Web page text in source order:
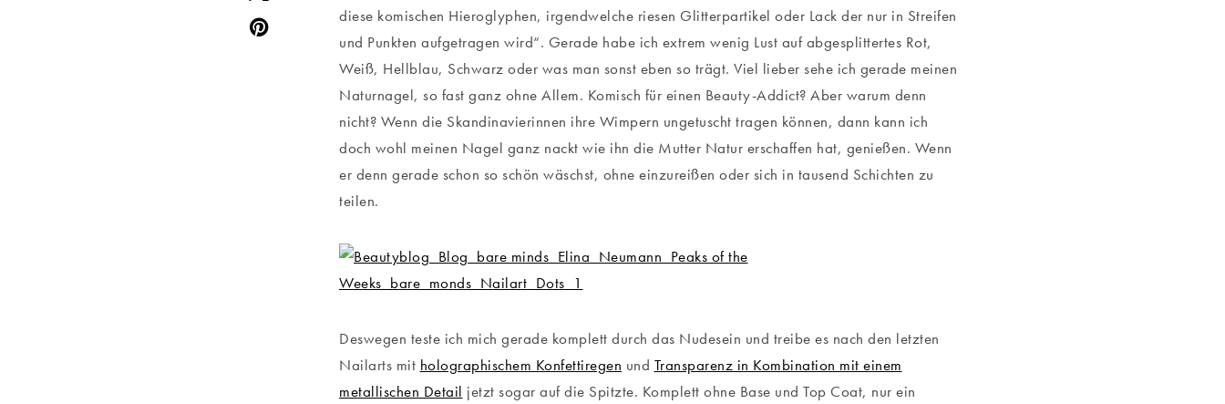
diese komischen Hieroglyphen, irgendwelche riesen Glitterpartikel oder Lack der nur in Streifen
und Punkten aufgetragen wird“. Gerade habe ich extrem wenig Lust auf abgesplittertes Rot,
Weiß, Hellblau, Schwarz oder was man sonst eben so trägt. Viel lieber sehe ich gerade meinen
Naturnagel, so fast ganz ohne Allem. Komisch für einen Beauty-Addict? Aber warum denn
nicht? Wenn die Skandinavierinnen ihre Wimpern ungetuscht tragen können, dann kann ich
doch wohl meinen Nagel ganz nackt wie ihn die Mutter Natur erschaffen hat, genießen. Wenn
er denn gerade schon so schön wäschst, ohne einzureißen oder sich in tausend Schichten zu
teilen.
Deswegen teste ich mich gerade komplett durch das Nudesein und treibe es nach den letzten
Nailarts mit holographischem Konfettiregen und Transparenz in Kombination mit einem
metallischen Detail jetzt sogar auf die Spitzte. Komplett ohne Base und Top Coat, nur ein